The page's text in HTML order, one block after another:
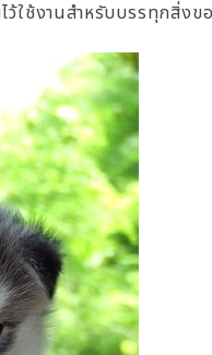
ว้ใช้งานสำหรับบรรทุกสิ่งข